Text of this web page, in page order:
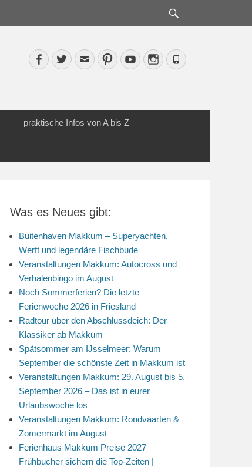
Facebook
TwitterEmailPinterestYouTubeInstagram
Phone
praktische Infos von A bis Z
Was es Neues gibt:
Buitenhaven Makkum – Superyachten,
Werft und legendäre Fischbude
Veranstaltungen Makkum: Autocross und
Verhalenbingo im August
Noch Sommerferien? Die letzte
Ferienwoche 2026 in Friesland
Radtour über den Abschlussdeich: Der
Klassiker ab Makkum
Spätsommer am IJsselmeer: Warum
September die schönste Zeit in Makkum ist
Veranstaltungen Makkum: 29. August bis 5.
September 2026 – Das ist in eurer
Urlaubswoche los
Veranstaltungen Makkum: Rondvaarten &
Zomermarkt im August
Ferienhaus Makkum Preise 2027 –
Frühbucher sichern die Top-Zeiten |